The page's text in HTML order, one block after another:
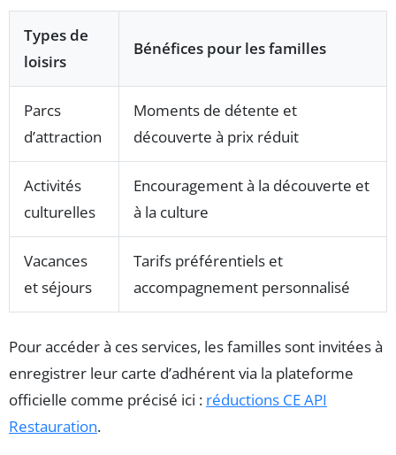
Types de
loisirs
Bénéfices pour les familles
Parcs
d’attraction
Moments de détente et
découverte à prix réduit
Activités
culturelles
Encouragement à la découverte et
à la culture
Vacances
et séjours
Tarifs préférentiels et
accompagnement personnalisé
Pour accéder à ces services, les familles sont invitées à
enregistrer leur carte d’adhérent via la plateforme
officielle comme précisé ici : réductions CE API
Restauration.